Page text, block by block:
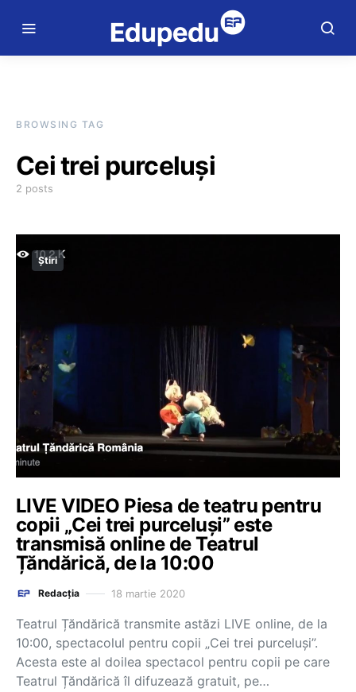
BROWSING TAG
Cei trei purceluși
2 posts
Știri
LIVE VIDEO Piesa de teatru pentru
copii „Cei trei purceluși” este
transmisă online de Teatrul
Țăndărică, de la 10:00
Redacția 18 martie 2020
Teatrul Țăndărică transmite astăzi LIVE online, de la
10:00, spectacolul pentru copii „Cei trei purceluși”.
Acesta este al doilea spectacol pentru copii pe care
Teatrul Țăndărică îl difuzează gratuit, pe…